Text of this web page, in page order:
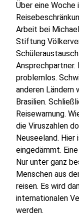
Über eine
Arbeit bei
Stiftung
Ansprechpartner.
problemlos.
anderen Ländern
Brasilien.
Reisewarnung.
die Viruszahlen
Neuseeland.
eingedämmt.
Nur unter ganz
Menschen aus
reisen. Es wird
internationalen
werden.